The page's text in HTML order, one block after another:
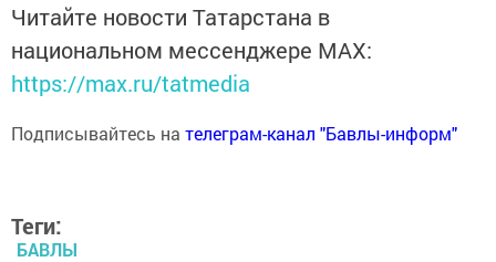
Читайте новости Татарстана в
национальном мессенджере MАХ:
https://max.ru/tatmedia
Подписывайтесь на телеграм-канал "Бавлы-информ"
Теги:
БАВЛЫ